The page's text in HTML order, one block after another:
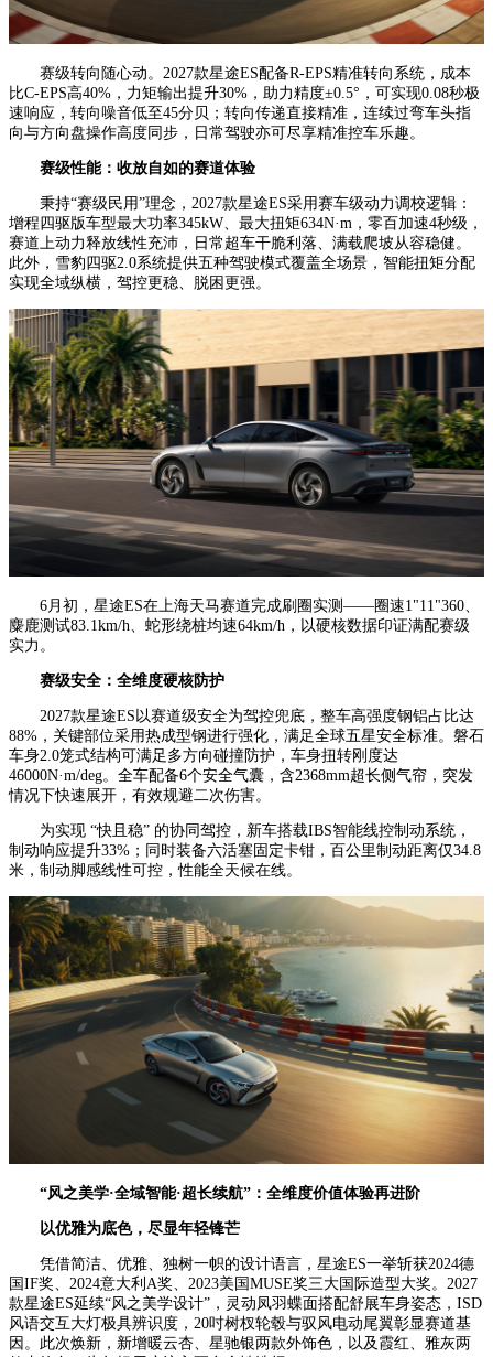
赛级转向随心动。2027款星途ES配备R-EPS精准转向系统，成本
比C-EPS高40%，力矩输出提升30%，助力精度±0.5°，可实现0.08秒极
速响应，转向噪音低至45分贝；转向传递直接精准，连续过弯车头指
向与方向盘操作高度同步，日常驾驶亦可尽享精准控车乐趣。
赛级性能：收放自如的赛道体验
秉持“赛级民用”理念，2027款星途ES采用赛车级动力调校逻辑：
增程四驱版车型最大功率345kW、最大扭矩634N·m，零百加速4秒级，
赛道上动力释放线性充沛，日常超车干脆利落、满载爬坡从容稳健。
此外，雪豹四驱2.0系统提供五种驾驶模式覆盖全场景，智能扭矩分配
实现全域纵横，驾控更稳、脱困更强。
6月初，星途ES在上海天马赛道完成刷圈实测——圈速1"11"360、
麋鹿测试83.1km/h、蛇形绕桩均速64km/h，以硬核数据印证满配赛级
实力。
赛级安全：全维度硬核防护
2027款星途ES以赛道级安全为驾控兜底，整车高强度钢铝占比达
88%，关键部位采用热成型钢进行强化，满足全球五星安全标准。磐石
车身2.0笼式结构可满足多方向碰撞防护，车身扭转刚度达
46000N·m/deg。全车配备6个安全气囊，含2368mm超长侧气帘，突发
情况下快速展开，有效规避二次伤害。
为实现 “快且稳” 的协同驾控，新车搭载IBS智能线控制动系统，
制动响应提升33%；同时装备六活塞固定卡钳，百公里制动距离仅34.8
米，制动脚感线性可控，性能全天候在线。
“风之美学·全域智能·超长续航”：全维度价值体验再进阶
以优雅为底色，尽显年轻锋芒
凭借简洁、优雅、独树一帜的设计语言，星途ES一举斩获2024德
国IF奖、2024意大利A奖、2023美国MUSE奖三大国际造型大奖。2027
款星途ES延续“风之美学设计”，灵动凤羽蝶面搭配舒展车身姿态，ISD
风语交互大灯极具辨识度，20吋树杈轮毂与驭风电动尾翼彰显赛道基
因。此次焕新，新增暖云杏、星驰银两款外饰色，以及霞红、雅灰两